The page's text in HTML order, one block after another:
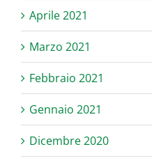
Aprile 2021
Marzo 2021
Febbraio 2021
Gennaio 2021
Dicembre 2020